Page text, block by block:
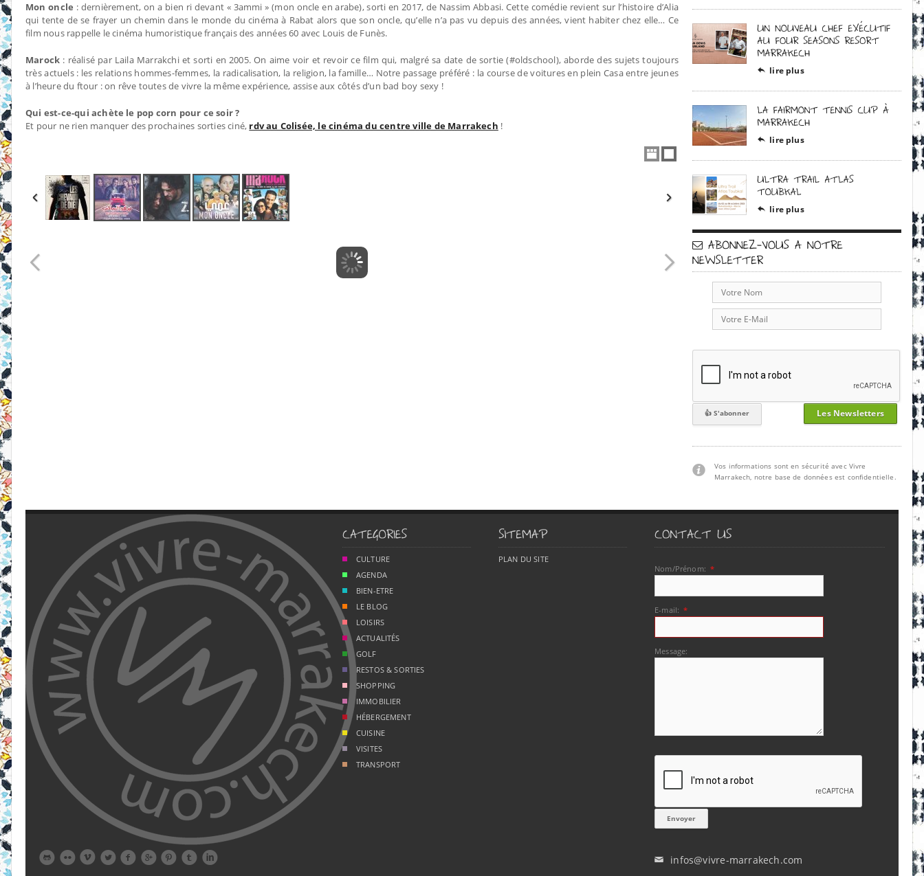
Mon oncle : dernièrement, on a bien ri devant « 3ammi » (mon oncle en arabe), sorti en 2017, de Nassim Abbasi. Cette comédie revient sur l’histoire d’Alia
qui tente de se frayer un chemin dans le monde du cinéma à Rabat alors que son oncle, qu’elle n’a pas vu depuis des années, vient habiter chez elle… Ce
film nous rappelle le cinéma humoristique français des années 60 avec Louis de Funès.
Marock : réalisé par Laila Marrakchi et sorti en 2005. On aime voir et revoir ce film qui, malgré sa date de sortie (#oldschool), aborde des sujets toujours
très actuels : les relations hommes-femmes, la radicalisation, la religion, la famille… Notre passage préféré : la course de voitures en plein Casa entre jeunes
à l’heure du ftour : on rêve toutes de vivre la même expérience, assise aux côtés d’un bad boy sexy !
Qui est-ce-qui achète le pop corn pour ce soir ?
Et pour ne rien manquer des prochaines sorties ciné, rdv au Colisée, le cinéma du centre ville de Marrakech !
 lire plus
 lire plus
 lire plus
Les Newsletters
Vos informations sont en sécurité avec Vivre
Marrakech, notre base de données est confidentielle.
        
CULTURE
AGENDA
BIEN-ETRE
LE BLOG
LOISIRS
ACTUALITÉS
GOLF
RESTOS & SORTIES
SHOPPING
IMMOBILIER
HÉBERGEMENT
CUISINE
VISITES
TRANSPORT
PLAN DU SITE
Nom/Prénom: *
E-mail: *
Message:
✉ infos@vivre-marrakech.com